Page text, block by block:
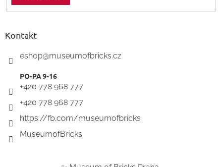
Kontakt
eshop@museumofbricks.cz
+420 778 968 777
+420 778 968 777
https://fb.com/museumofbricks
MuseumofBricks